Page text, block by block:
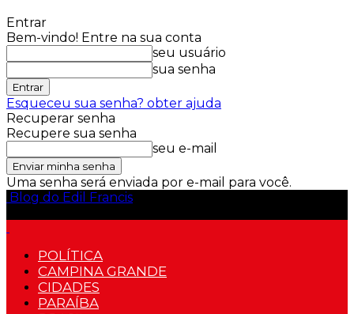
Entrar
Bem-vindo! Entre na sua conta
seu usuário
sua senha
Esqueceu sua senha? obter ajuda
Recuperar senha
Recupere sua senha
seu e-mail
Uma senha será enviada por e-mail para você.
Blog do Edil Francis
POLÍTICA
CAMPINA GRANDE
CIDADES
PARAÍBA